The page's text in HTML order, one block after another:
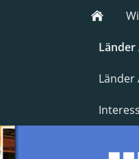
Länder
Länder